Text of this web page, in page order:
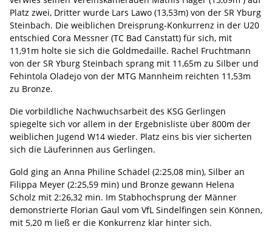
Platz zwei, Dritter wurde Lars Lawo (13,53m) von der SR Yburg
Steinbach. Die weiblichen Dreisprung-Konkurrenz in der U20
entschied Cora Messner (TC Bad Canstatt) für sich, mit
11,91m holte sie sich die Goldmedaille. Rachel Fruchtmann
von der SR Yburg Steinbach sprang mit 11,65m zu Silber und
Fehintola Oladejo von der MTG Mannheim reichten 11,53m
zu Bronze.
Die vorbildliche Nachwuchsarbeit des KSG Gerlingen
spiegelte sich vor allem in der Ergebnisliste über 800m der
weiblichen Jugend W14 wieder. Platz eins bis vier sicherten
sich die Läuferinnen aus Gerlingen.
Gold ging an Anna Philine Schädel (2:25,08 min), Silber an
Filippa Meyer (2:25,59 min) und Bronze gewann Helena
Scholz mit 2:26,32 min. Im Stabhochsprung der Männer
demonstrierte Florian Gaul vom VfL Sindelfingen sein Können,
mit 5,20 m ließ er die Konkurrenz klar hinter sich.